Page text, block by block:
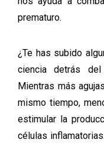
prematuro.
¿Te has subido
ciencia detrás
Mientras más
mismo tiempo,
estimular la
células